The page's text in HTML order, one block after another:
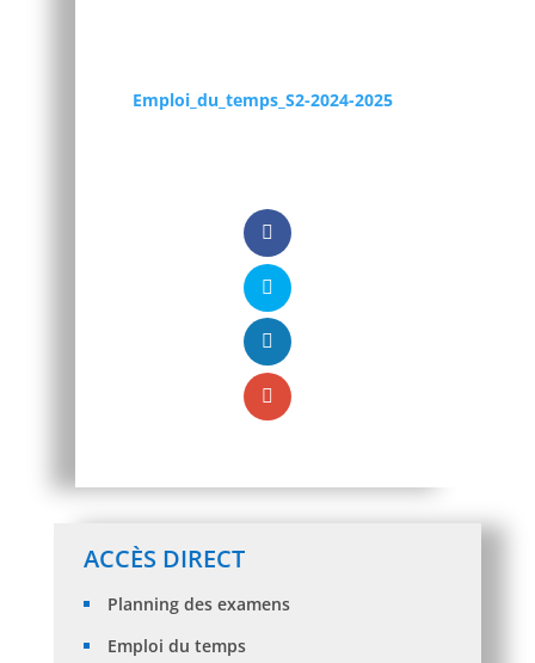
Emploi_du_temps_S2-2024-2025
ACCÈS DIRECT
Planning des examens
Emploi du temps